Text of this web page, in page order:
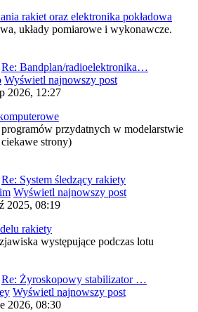
rakiet oraz elektronika pokładowa
układy pomiarowe i wykonawcze.
Re: Bandplan/radioelektronika…
Wyświetl najnowszy post
2026, 12:27
przydatnych w modelarstwie
strony)
Re: System śledzący rakiety
Wyświetl najnowszy post
2025, 08:19
rakiety
występujące podczas lotu
Re: Żyroskopowy stabilizator …
Wyświetl najnowszy post
2026, 08:30